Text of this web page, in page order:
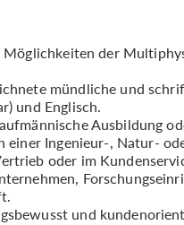
Möglichkeiten der
mündliche und
und Englisch.
Ausbildung
einer Ingenieur-, Natur-
oder im
und